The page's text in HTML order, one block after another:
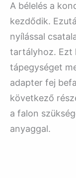
A bélelés a
kezdődik.
nyílással
tartályhoz. Ezt
tápegységet
adapter fej
következő
a falon
anyaggal.